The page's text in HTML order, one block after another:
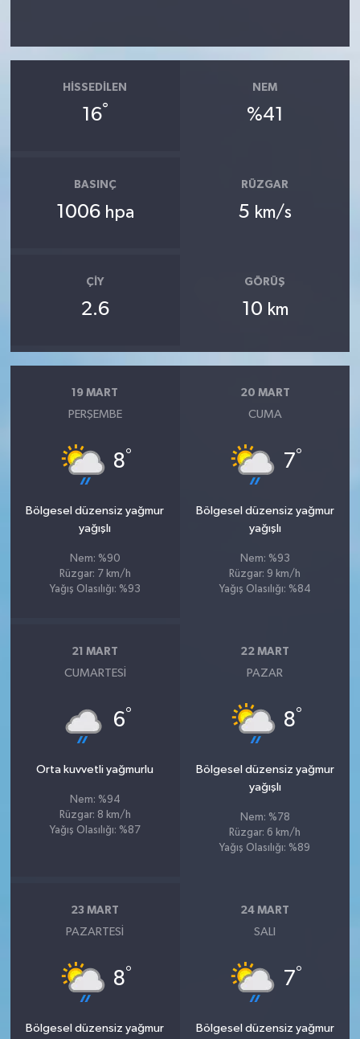
HISSEDILEN
16°
NEM
%41
BASINÇ
1006 hpa
RÜZGAR
5 km/s
ÇIY
2.6
GÖRÜŞ
10 km
19 MART
PERŞEMBE
8°
Bölgesel düzensiz yağmur
yağışlı
Nem: %90
Rüzgar: 7 km/h
Yağış Olasılığı: %93
20 MART
CUMA
7°
Bölgesel düzensiz yağmur
yağışlı
Nem: %93
Rüzgar: 9 km/h
Yağış Olasılığı: %84
21 MART
CUMARTESI
6°
Orta kuvvetli yağmurlu
Nem: %94
Rüzgar: 8 km/h
Yağış Olasılığı: %87
22 MART
PAZAR
8°
Bölgesel düzensiz yağmur
yağışlı
Nem: %78
Rüzgar: 6 km/h
Yağış Olasılığı: %89
23 MART
PAZARTESI
8°
Bölgesel düzensiz yağmur
24 MART
SALI
7°
Bölgesel düzensiz yağmur